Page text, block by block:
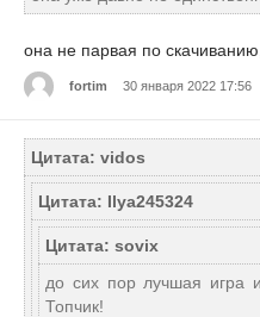
она не парвая по
fortim 30 января 2022 17:56
Цитата: vidos
Цитата: Ilya245324
Цитата: sovix
до сих пор лучшая игра
Топчик!